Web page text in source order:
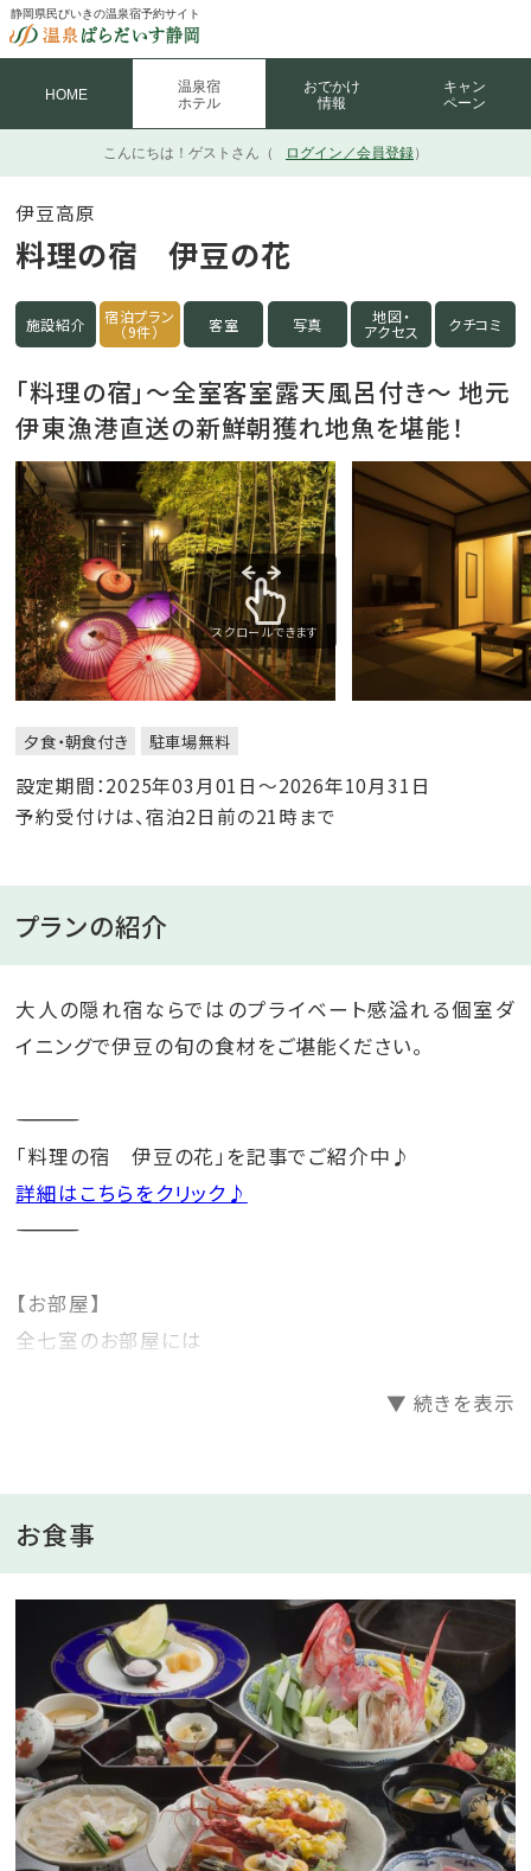
静岡県民びいきの温泉宿予約サイト
HOME
温泉宿
ホテル
おでかけ
情報
キャン
ペーン
こんにちは！ ゲストさん（ ログイン／会員登録）
伊豆高原
料理の宿 伊豆の花
施設紹介 宿泊プラン
（9件） 客室 写真 地図・
アクセス クチコミ
「料理の宿」～全室客室露天風呂付き～ 地元
伊東漁港直送の新鮮朝獲れ地魚を堪能！
スクロールできます
夕食・朝食付き 駐車場無料
設定期間：2025年03月01日～2026年10月31日
予約受付けは、宿泊2日前の21時まで
プランの紹介
大人の隠れ宿ならではのプライベート感溢れる個室ダ
イニングで伊豆の旬の食材をご堪能ください。
――――――――――――――――――――――
「料理の宿 伊豆の花」を記事でご紹介中♪
詳細はこちらをクリック♪
――――――――――――――――――――――
【お部屋】
全七室のお部屋には
いつでも温泉をお愉しみ頂けます。
【温泉】
やさしい泉質の鎌田温泉は
美肌効果や疲労回復、健康増進など様々な効能が伝わ
っており
日ごろの疲れを癒してくれることでしょう。
【お食事】
▼ 続きを表示
お食事